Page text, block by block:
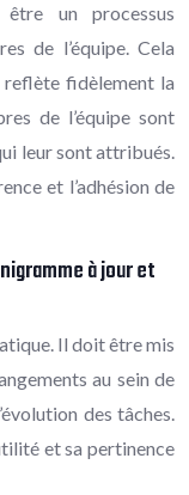
un processus
de l’équipe. Cela
reflète fidèlement la
de l’équipe sont
leur sont attribués.
et l’adhésion de
à jour et
Il doit être mis
au sein de
des tâches.
et sa pertinence